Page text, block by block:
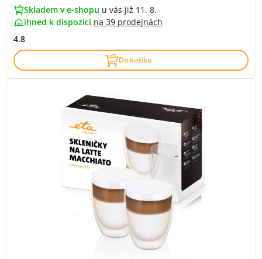
Skladem v e-shopu u vás již 11. 8.
ihned k dispozici na 39 prodejnách
4.8
Do košíku